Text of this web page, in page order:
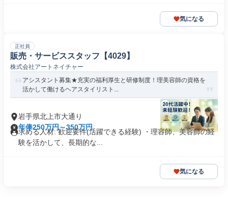
気になる
正社員
販売・サービススタッフ【4029】
株式会社アートネイチャー
アシスタント募集★充実の福利厚生と研修制度！理美容師の資格を
活かして働けるヘアスタイリスト...
岩手県北上市大通り
年俸250万円～350万円
求める人材: 歓迎要件(活躍できる経験) ・理容師、美容師の経
験を活かして、長期的な...
気になる